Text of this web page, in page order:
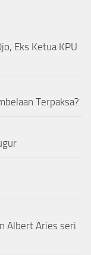
Eks Ketua KPU
Terpaksa?
Albert Aries seri